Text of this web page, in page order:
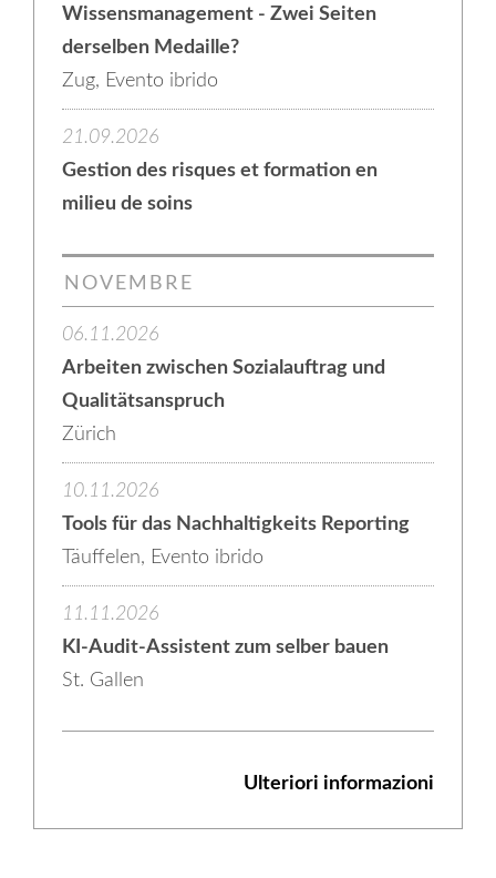
Wissensmanagement - Zwei Seiten
derselben Medaille?
Zug, Evento ibrido
21.09.2026
Gestion des risques et formation en
milieu de soins
NOVEMBRE
06.11.2026
Arbeiten zwischen Sozialauftrag und
Qualitätsanspruch
Zürich
10.11.2026
Tools für das Nachhaltigkeits Reporting
Täuffelen, Evento ibrido
11.11.2026
KI-Audit-Assistent zum selber bauen
St. Gallen
Ulteriori informazioni